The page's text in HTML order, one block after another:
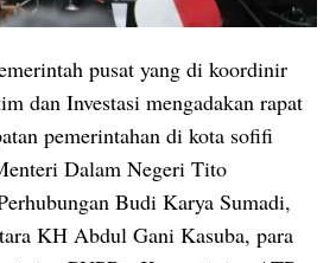
pusat yang di koordinir
dan Investasi mengadakan rapat
pemerintahan di kota sofifi
Dalam Negeri Tito
Budi Karya Sumadi,
KH Abdul Gani Kasuba, para